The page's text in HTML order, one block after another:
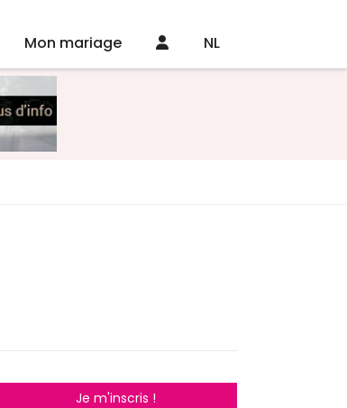
Mon mariage NL
Je m'inscris !